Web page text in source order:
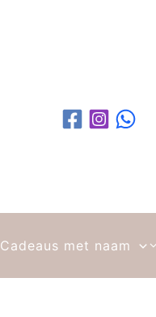
Cadeaus met naam